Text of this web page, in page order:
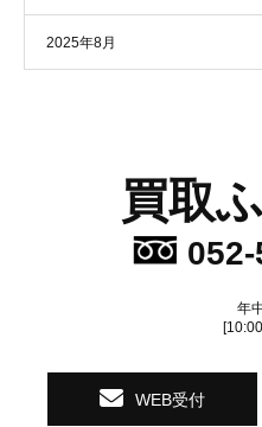
2025年8月
買取
年
WEB受付